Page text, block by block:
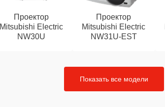
Проектор
Mitsubishi Electric
NW30U
Проектор
Mitsubishi Electric
NW31U-EST
Показать все модели